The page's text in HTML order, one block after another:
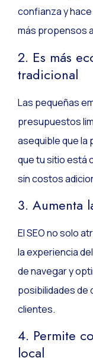
confianza y
más propensos
2. Es más
tradicional
Las pequeñas
presupuestos
asequible que la
que tu sitio está
sin costos
3. Aumenta
El SEO no solo
la experiencia
de navegar y
posibilidades de
clientes.
4. Permite
local